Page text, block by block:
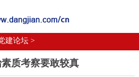
党建 企业党建
建论坛 >
质考察要敢较真